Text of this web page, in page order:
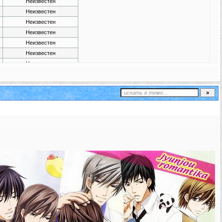
Неизвестен
Неизвестен
Неизвестен
Неизвестен
Неизвестен
Неизвестен
Не определен
Неизвестен
Не определен
Неизвестен
Неизвестен
Неизвестен
Неизвестен
Неизвестен
Неизвестен